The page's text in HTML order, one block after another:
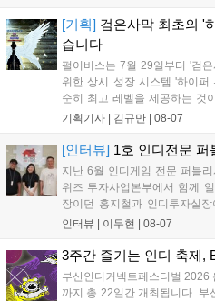
은 공식 페이지에서 확인 가능
[기획] 검은사막 최초의 '
습니다
펄어비스는 7월 29일부터 '검
위한 상시 성장 시스템 '하이
순히 최고 레벨을 제공하는 것
아 아카데미 수료, 아침의 나라
용자는 과제를 완수하며 동(V)
기획기사 | 김규만 | 08-07
[인터뷰] 1호 인디전문 퍼
지난 6월 인디게임 전문 퍼블
위즈 투자사업본부에서 함께
장이던 홍지철과 인디투자실
장이던 이민정이 이사를 맡았
들어왔다. 서비스 중인...
인터뷰 | 이두현 | 08-07
3주간 즐기는 인디 축제,
부산인디커넥트페스티벌 2026
까지 총 22일간 개최됩니다. 부